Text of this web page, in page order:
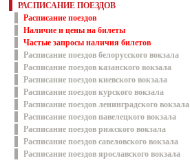
РАСПИСАНИЕ ПОЕЗДОВ
Расписание поездов
Наличие и цены на билеты
Частые запросы наличия билетов
Расписание поездов белорусского вокзала
Расписание поездов казанского вокзала
Расписание поездов киевского вокзала
Расписание поездов курского вокзала
Расписание поездов ленинградского вокзала
Расписание поездов павелецкого вокзала
Расписание поездов рижского вокзала
Расписание поездов савеловского вокзала
Расписание поездов ярославского вокзала